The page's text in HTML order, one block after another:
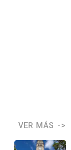
VER MÁS